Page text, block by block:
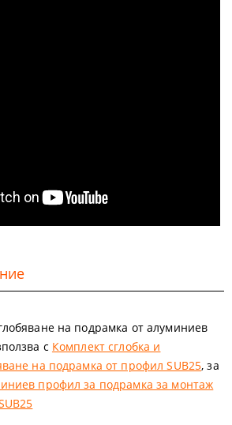
на подрамка от алуминиев
с Комплект сглобка и
на подрамка от профил SUB25, за
профил за подрамка за монтаж